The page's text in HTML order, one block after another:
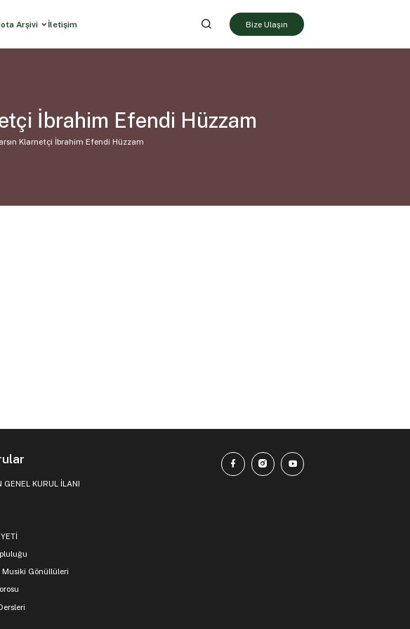
Arşivi İletişim Bize Ulaşın
İbrahim Efendi Hüzzam
Klarnetçi İbrahim Efendi Hüzzam
GENEL KURUL İLANI
Musiki Gönüllüleri